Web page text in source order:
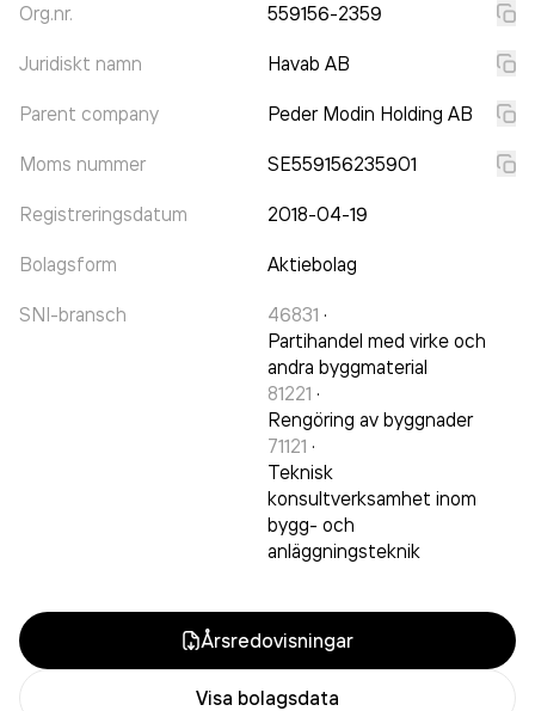
Org.nr. 559156-2359
Juridiskt namn Havab AB
Parent company Peder Modin Holding AB
Moms nummer SE559156235901
Registreringsdatum 2018-04-19
Bolagsform Aktiebolag
SNI-bransch 46831 ·
Partihandel med virke och
andra byggmaterial
81221 ·
Rengöring av byggnader
71121 ·
Teknisk
konsultverksamhet inom
bygg- och
anläggningsteknik
Årsredovisningar
Visa bolagsdata